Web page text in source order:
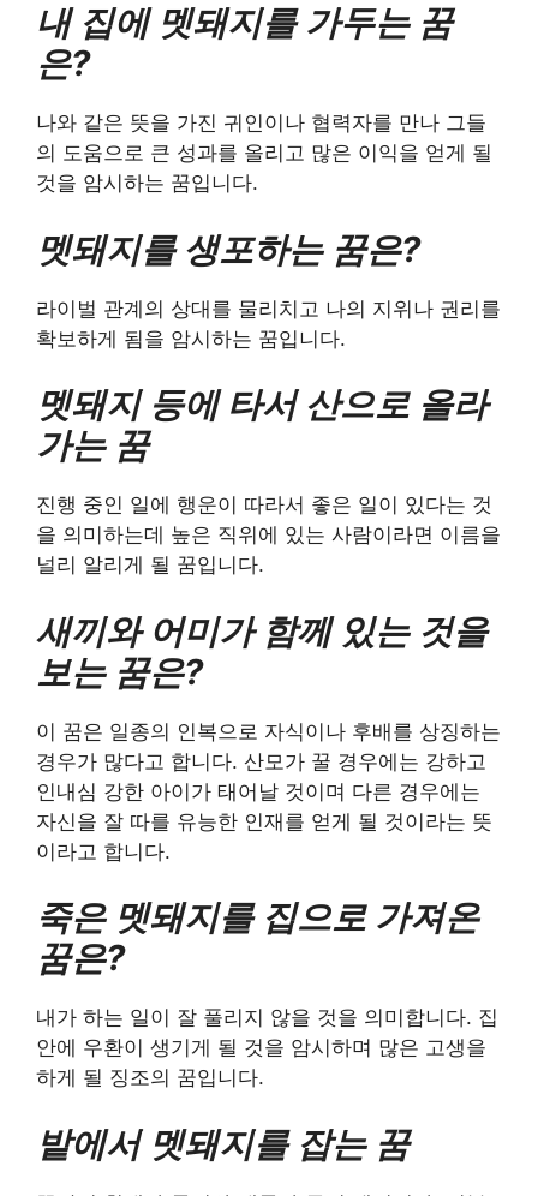
내 집에 멧돼지를 가두는 꿈
은?
나와 같은 뜻을 가진 귀인이나 협력자를 만나 그들
의 도움으로 큰 성과를 올리고 많은 이익을 얻게 될
것을 암시하는 꿈입니다.
멧돼지를 생포하는 꿈은?
라이벌 관계의 상대를 물리치고 나의 지위나 권리를
확보하게 됨을 암시하는 꿈입니다.
멧돼지 등에 타서 산으로 올라
가는 꿈
진행 중인 일에 행운이 따라서 좋은 일이 있다는 것
을 의미하는데 높은 직위에 있는 사람이라면 이름을
널리 알리게 될 꿈입니다.
새끼와 어미가 함께 있는 것을
보는 꿈은?
이 꿈은 일종의 인복으로 자식이나 후배를 상징하는
경우가 많다고 합니다. 산모가 꿀 경우에는 강하고
인내심 강한 아이가 태어날 것이며 다른 경우에는
자신을 잘 따를 유능한 인재를 얻게 될 것이라는 뜻
이라고 합니다.
죽은 멧돼지를 집으로 가져온
꿈은?
내가 하는 일이 잘 풀리지 않을 것을 의미합니다. 집
안에 우환이 생기게 될 것을 암시하며 많은 고생을
하게 될 징조의 꿈입니다.
밭에서 멧돼지를 잡는 꿈